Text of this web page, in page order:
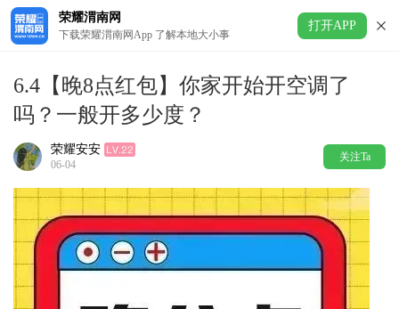
荣耀渭南网
下载荣耀渭南网App 了解本地大小事
打开APP
6.4【晚8点红包】你家开始开空调了
吗？一般开多少度？
荣耀安安
06-04
关注Ta